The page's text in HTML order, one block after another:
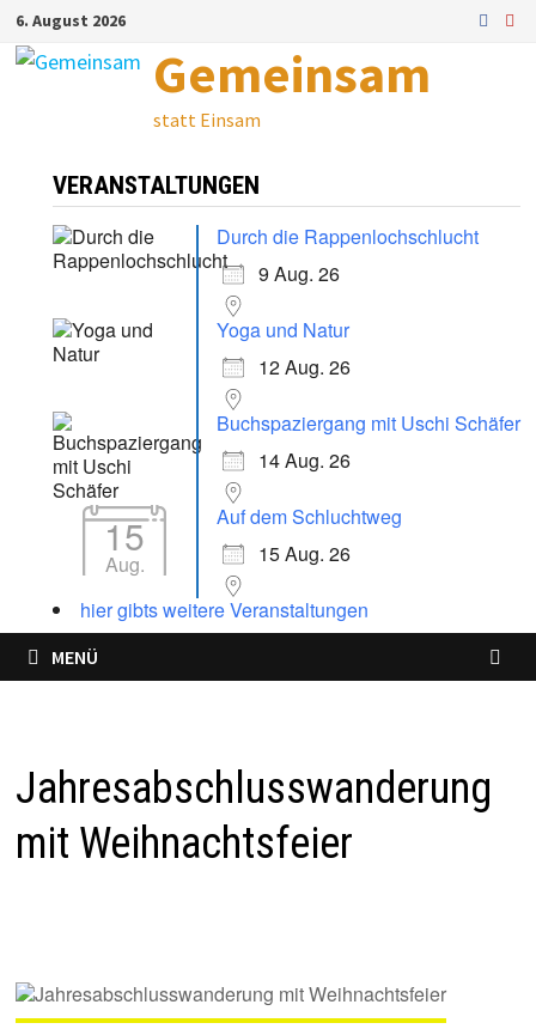
Zum
Inhalt
6. August 2026
Gemeinsam
statt Einsam
VERANSTALTUNGEN
Durch die Rappenlochschlucht
9 Aug. 26
Yoga und Natur
12 Aug. 26
Buchspaziergang mit Uschi Schäfer
14 Aug. 26
15
Aug.
Auf dem Schluchtweg
15 Aug. 26
hier gibts weitere Veranstaltungen
MENÜ
Jahresabschlusswanderung
mit Weihnachtsfeier